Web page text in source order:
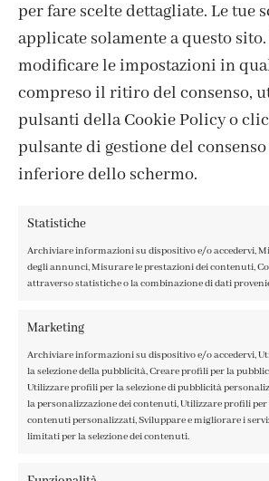
per fare scelte dettagliate. Le tue
applicate solamente a questo
modificare le impostazioni in
compreso il ritiro del consenso,
pulsanti della Cookie Policy o
pulsante di gestione del
inferiore dello schermo.
Statistiche
Archiviare informazioni su dispositivo e/o accedervi,
degli annunci, Misurare le prestazioni dei contenuti,
attraverso statistiche o la combinazione di dati
Marketing
Archiviare informazioni su dispositivo e/o accedervi,
la selezione della pubblicità, Creare profili per la
Utilizzare profili per la selezione di pubblicità
la personalizzazione dei contenuti, Utilizzare profili per
contenuti personalizzati, Sviluppare e migliorare i
limitati per la selezione dei contenuti.
ISCRIVITI ALLA
CONTATTI
COOKIE POLICY
PRIVACY POLICY
TERMINI E